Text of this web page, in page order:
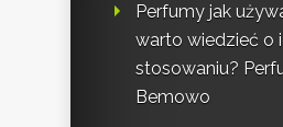
Perfumy jak
warto wiedzieć o
stosowaniu?
Bemowo